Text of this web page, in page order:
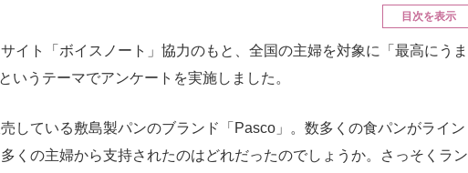
目次を表示
イト「ボイスノート」協力のもと、全国の主婦を対象に「最高にうま
いうテーマでアンケートを実施しました。
している敷島製パンのブランド「Pasco」。数多くの食パンがライン
くの主婦から支持されたのはどれだったのでしょうか。さっそくラン